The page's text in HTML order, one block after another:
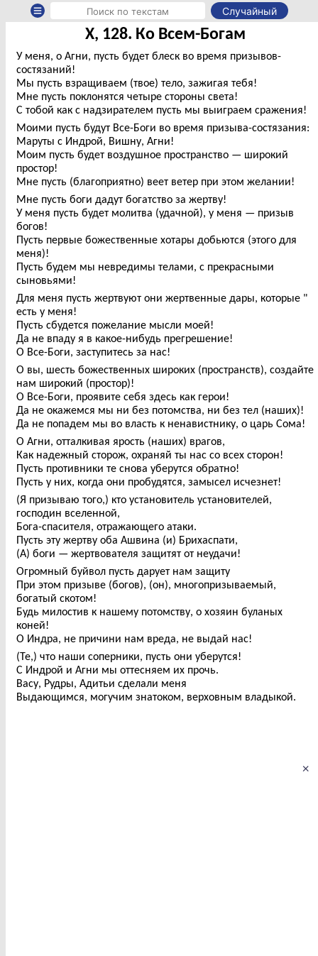
Случайный
×
X, 128. Ко Всем-Богам
У меня, о Агни, пусть будет блеск во время призывов-
состязаний!
Мы пусть взращиваем (твое) тело, зажигая тебя!
Мне пусть поклонятся четыре стороны света!
С тобой как с надзирателем пусть мы выиграем сражения!
Моими пусть будут Все-Боги во время призыва-состязания:
Маруты с Индрой, Вишну, Агни!
Моим пусть будет воздушное пространство — широкий
простор!
Мне пусть (благоприятно) веет ветер при этом желании!
Мне пусть боги дадут богатство за жертву!
У меня пусть будет молитва (удачной), у меня — призыв
богов!
Пусть первые божественные хотары добьются (этого для
меня)!
Пусть будем мы невредимы телами, с прекрасными
сыновьями!
Для меня пусть жертвуют они жертвенные дары, которые "
есть у меня!
Пусть сбудется пожелание мысли моей!
Да не впаду я в какое-нибудь прегрешение!
О Все-Боги, заступитесь за нас!
О вы, шесть божественных широких (пространств), создайте
нам широкий (простор)!
О Все-Боги, проявите себя здесь как герои!
Да не окажемся мы ни без потомства, ни без тел (наших)!
Да не попадем мы во власть к ненавистнику, о царь Сома!
О Агни, отталкивая ярость (наших) врагов,
Как надежный сторож, охраняй ты нас со всех сторон!
Пусть противники те снова уберутся обратно!
Пусть у них, когда они пробудятся, замысел исчезнет!
(Я призываю того,) кто установитель установителей,
господин вселенной,
Бога-спасителя, отражающего атаки.
Пусть эту жертву оба Ашвина (и) Брихаспати,
(А) боги — жертвователя защитят от неудачи!
Огромный буйвол пусть дарует нам защиту
При этом призыве (богов), (он), многопризываемый,
богатый скотом!
Будь милостив к нашему потомству, о хозяин буланых
коней!
О Индра, не причини нам вреда, не выдай нас!
(Те,) что наши соперники, пусть они уберутся!
С Индрой и Агни мы оттесняем их прочь.
Васу, Рудры, Адитьи сделали меня
Выдающимся, могучим знатоком, верховным владыкой.